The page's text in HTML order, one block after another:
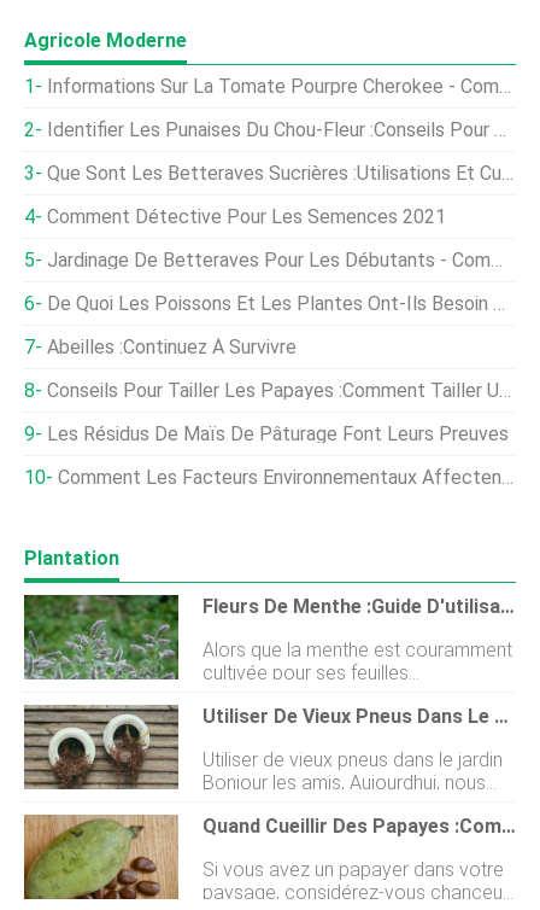
Agricole Moderne
Informations Sur La Tomate Pourpre Cherokee - Comment Faire Pousser Un Plant De Tomate Pourpre Cherokee
Identifier Les Punaises Du Chou-Fleur :conseils Pour Contrôler Les Insectes Du Chou-Fleur
Que Sont Les Betteraves Sucrières :utilisations Et Culture De La Betterave Sucrière
Comment Détective Pour Les Semences 2021
Jardinage De Betteraves Pour Les Débutants - Comment Commencer, FAQ
De Quoi Les Poissons Et Les Plantes Ont-Ils Besoin Pour Prospérer Dans Un Système Aquaponique ?
Abeilles :continuez À Survivre
Conseils Pour Tailler Les Papayes :comment Tailler Un Papayer
Les Résidus De Maïs De Pâturage Font Leurs Preuves
Comment Les Facteurs Environnementaux Affectent-Ils La Culture Tissulaire ?
Plantation
Fleurs De Menthe :Guide D'utilisation Et D'entretien
Alors que la menthe est couramment
cultivée pour ses feuilles
aromatiques et savoureuses, il y a
aussi beaucoup à aimer avec les
jardiniers experts vous diront tout ce
que vous devez savoir sur prendre
soin des fleurs de menthe . Nous
parlerons également des différents
des fleurs de menthe. Découvrons-
en plus. Comment prendre soin des
Utiliser De Vieux Pneus Dans Le Jardin - Pour Les Débutants
Utiliser de vieux pneus dans le jardin
Bonjour les amis, Aujourdhui, nous
sommes ici avec un nouveau sujet
sur « Utiliser de vieux pneus dans le
pneus pour faire pousser des
plantes, cela rendrait votre jardin plus
Quand Cueillir Des Papayes :comment Savoir Si La Papaye Est Mûre
Si vous avez un papayer dans votre
paysage, considérez-vous chanceux.